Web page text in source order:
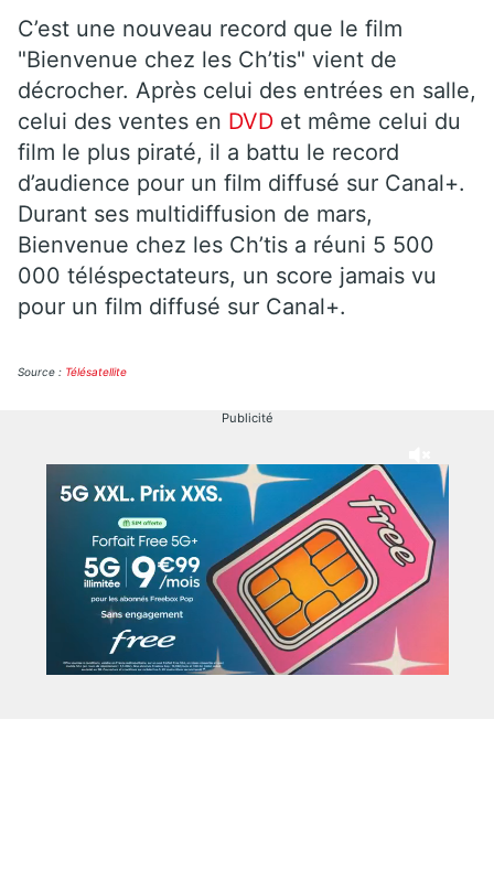
C’est une nouveau record que le film
"Bienvenue chez les Ch’tis" vient de
décrocher. Après celui des entrées en salle,
celui des ventes en DVD et même celui du
film le plus piraté, il a battu le record
d’audience pour un film diffusé sur Canal+.
Durant ses multidiffusion de mars,
Bienvenue chez les Ch’tis a réuni 5 500
000 téléspectateurs, un score jamais vu
pour un film diffusé sur Canal+.
Source : Télésatellite
Publicité